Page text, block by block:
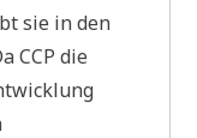
sie in den
CCP die